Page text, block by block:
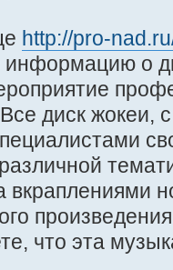
http://pro-
о
диск жокеи,
что эта